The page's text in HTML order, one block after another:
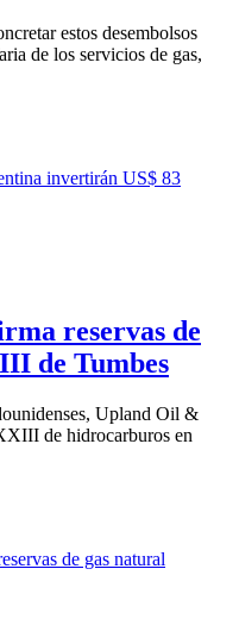
estos desembolsos
de los servicios de gas,
reservas de
de Tumbes
Upland Oil &
de hidrocarburos en